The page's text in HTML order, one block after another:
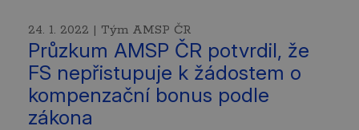
24. 1. 2022 | Tým AMSP ČR
Průzkum AMSP ČR potvrdil, že
FS nepřistupuje k žádostem o
kompenzační bonus podle
zákona